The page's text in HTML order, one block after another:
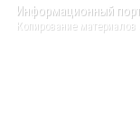
Информационный
Копирование материалов